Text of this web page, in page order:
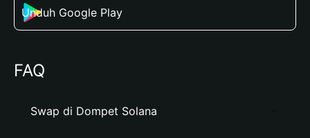
Unduh Google Play
FAQ
Swap di Dompet Solana